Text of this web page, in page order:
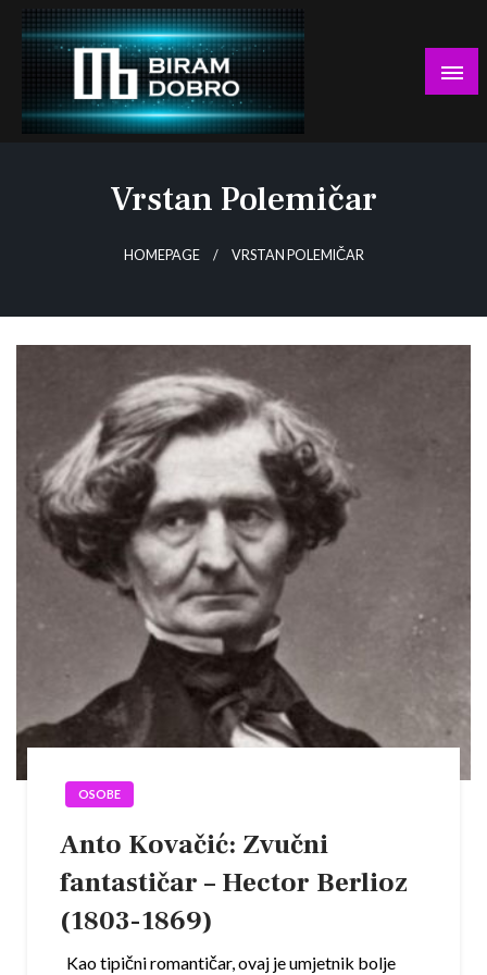
Skip
content
Vrstan Polemičar
HOMEPAGE VRSTAN POLEMIČAR
OSOBE
Anto Kovačić: Zvučni
fantastičar – Hector Berlioz
(1803-1869)
Kao tipični romantičar, ovaj je umjetnik bolje